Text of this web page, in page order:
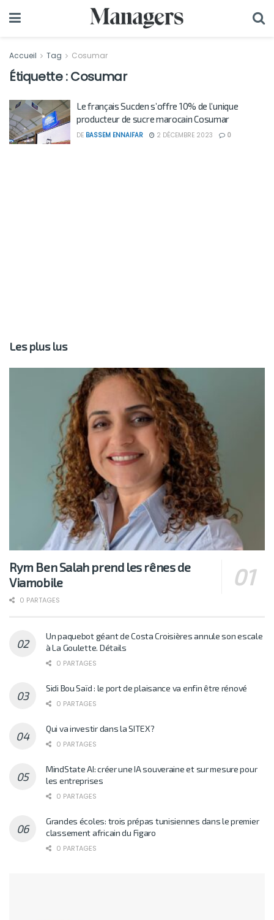
Accueil Tag Cosumar
Étiquette :Cosumar
Le français Sucden s’offre 10% de l’unique
producteur de sucre marocain Cosumar
DE BASSEM ENNAIFAR 2 DÉCEMBRE 2023 0
Les plus lus
Rym Ben Salah prend les rênes de
Viamobile
0 PARTAGES
Un paquebot géant de Costa Croisières annule son escale
à La Goulette. Détails
0 PARTAGES
Sidi Bou Saïd : le port de plaisance va enfin être rénové
0 PARTAGES
Qui va investir dans la SITEX?
0 PARTAGES
MindState AI: créer une IA souveraine et sur mesure pour
les entreprises
0 PARTAGES
Grandes écoles: trois prépas tunisiennes dans le premier
classement africain du Figaro
0 PARTAGES